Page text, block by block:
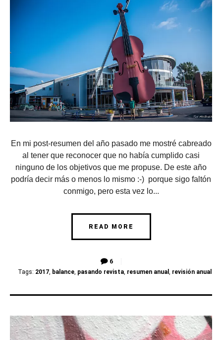
En mi post-resumen del año pasado me mostré cabreado
al tener que reconocer que no había cumplido casi
ninguno de los objetivos que me propuse. De este año
podría decir más o menos lo mismo :-) porque sigo faltón
conmigo, pero esta vez lo...
READ MORE
6
Tags: 2017, balance, pasando revista, resumen anual , revisión anual